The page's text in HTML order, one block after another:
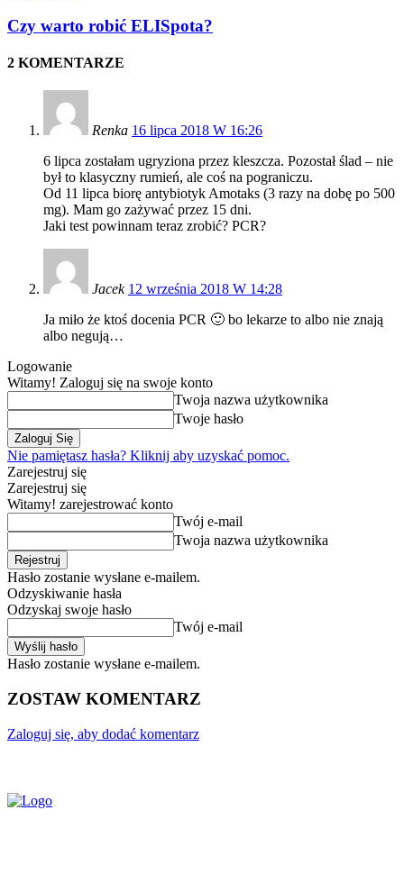
Czy warto robić ELISpota?
2 KOMENTARZE
Renka 16 lipca 2018 W 16:26
6 lipca zostałam ugryziona przez kleszcza. Pozostał ślad – nie
był to klasyczny rumień, ale coś na pograniczu.
Od 11 lipca biorę antybiotyk Amotaks (3 razy na dobę po 500
mg). Mam go zażywać przez 15 dni.
Jaki test powinnam teraz zrobić? PCR?
Jacek 12 września 2018 W 14:28
Ja miło że ktoś docenia PCR 🙂 bo lekarze to albo nie znają
albo negują…
Logowanie
Witamy! Zaloguj się na swoje konto
Twoja nazwa użytkownika
Twoje hasło
Nie pamiętasz hasła? Kliknij aby uzyskać pomoc.
Zarejestruj się
Zarejestruj się
Witamy! zarejestrować konto
Twój e-mail
Twoja nazwa użytkownika
Hasło zostanie wysłane e-mailem.
Odzyskiwanie hasła
Odzyskaj swoje hasło
Twój e-mail
Hasło zostanie wysłane e-mailem.
ZOSTAW KOMENTARZ
Zaloguj się, aby dodać komentarz